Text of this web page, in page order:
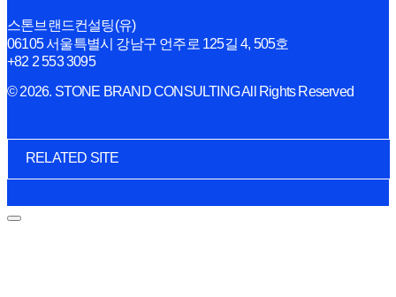
스톤브랜드컨설팅(유)
06105 서울특별시 강남구 언주로 125길 4, 505호
+82 2 553 3095
© 2026. STONE BRAND CONSULTING All Rights Reserved
RELATED SITE